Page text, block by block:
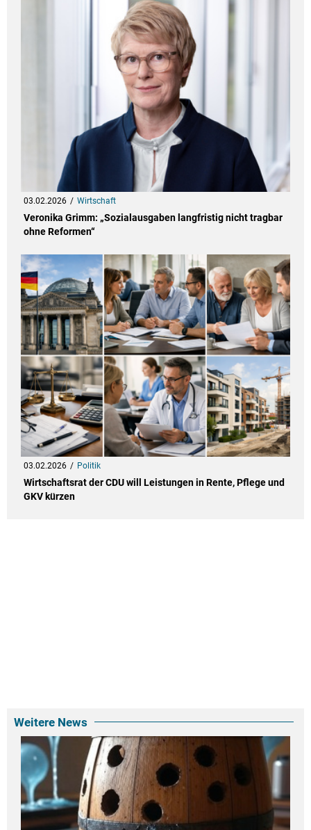
03.02.2026 Wirtschaft
Veronika Grimm: „Sozialausgaben langfristig nicht tragbar
ohne Reformen“
03.02.2026 Politik
Wirtschaftsrat der CDU will Leistungen in Rente, Pflege und
GKV kürzen
Weitere News